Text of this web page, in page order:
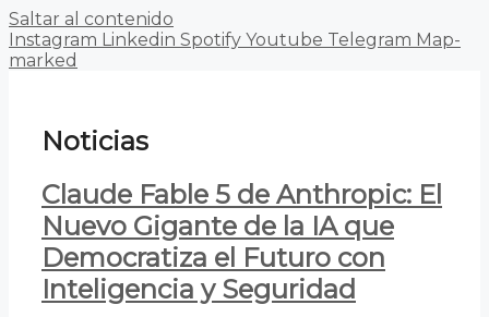
Saltar al contenido
Instagram Linkedin Spotify Youtube Telegram Map-
marked
Noticias
Claude Fable 5 de Anthropic: El
Nuevo Gigante de la IA que
Democratiza el Futuro con
Inteligencia y Seguridad